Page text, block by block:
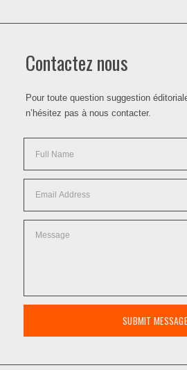
Contactez nous
Pour toute question suggestion
n’hésitez pas à nous contacter.
SUBMIT MESSAGE